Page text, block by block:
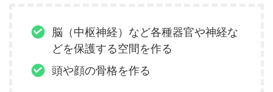
脳（中枢神経）など各種器官や神経な
どを保護する空間を作る
頭や顔の骨格を作る